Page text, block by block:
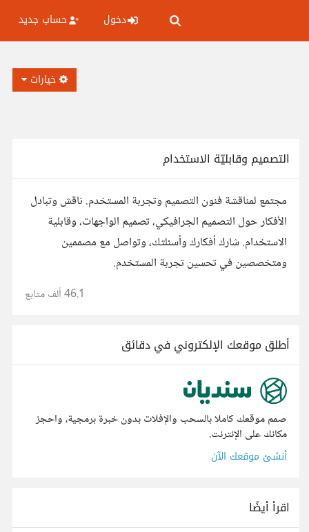
دخول حساب جديد
خيارات
التصميم وقابليّة الاستخدام
مجتمع لمناقشة فنون التصميم وتجربة المستخدم. ناقش وتبادل
الأفكار حول التصميم الجرافيكي، تصميم الواجهات، وقابلية
الاستخدام. شارك أفكارك وأسئلتك، وتواصل مع مصممين
ومتخصصين في تحسين تجربة المستخدم.
46.1 ألف متابع
أطلق موقعك الإلكتروني في دقائق
صمم موقعك كاملا بالسحب والإفلات بدون خبرة برمجية، واحجز
مكانك على الإنترنت.
أنشئ موقعك الآن
اقرأ أيضًا